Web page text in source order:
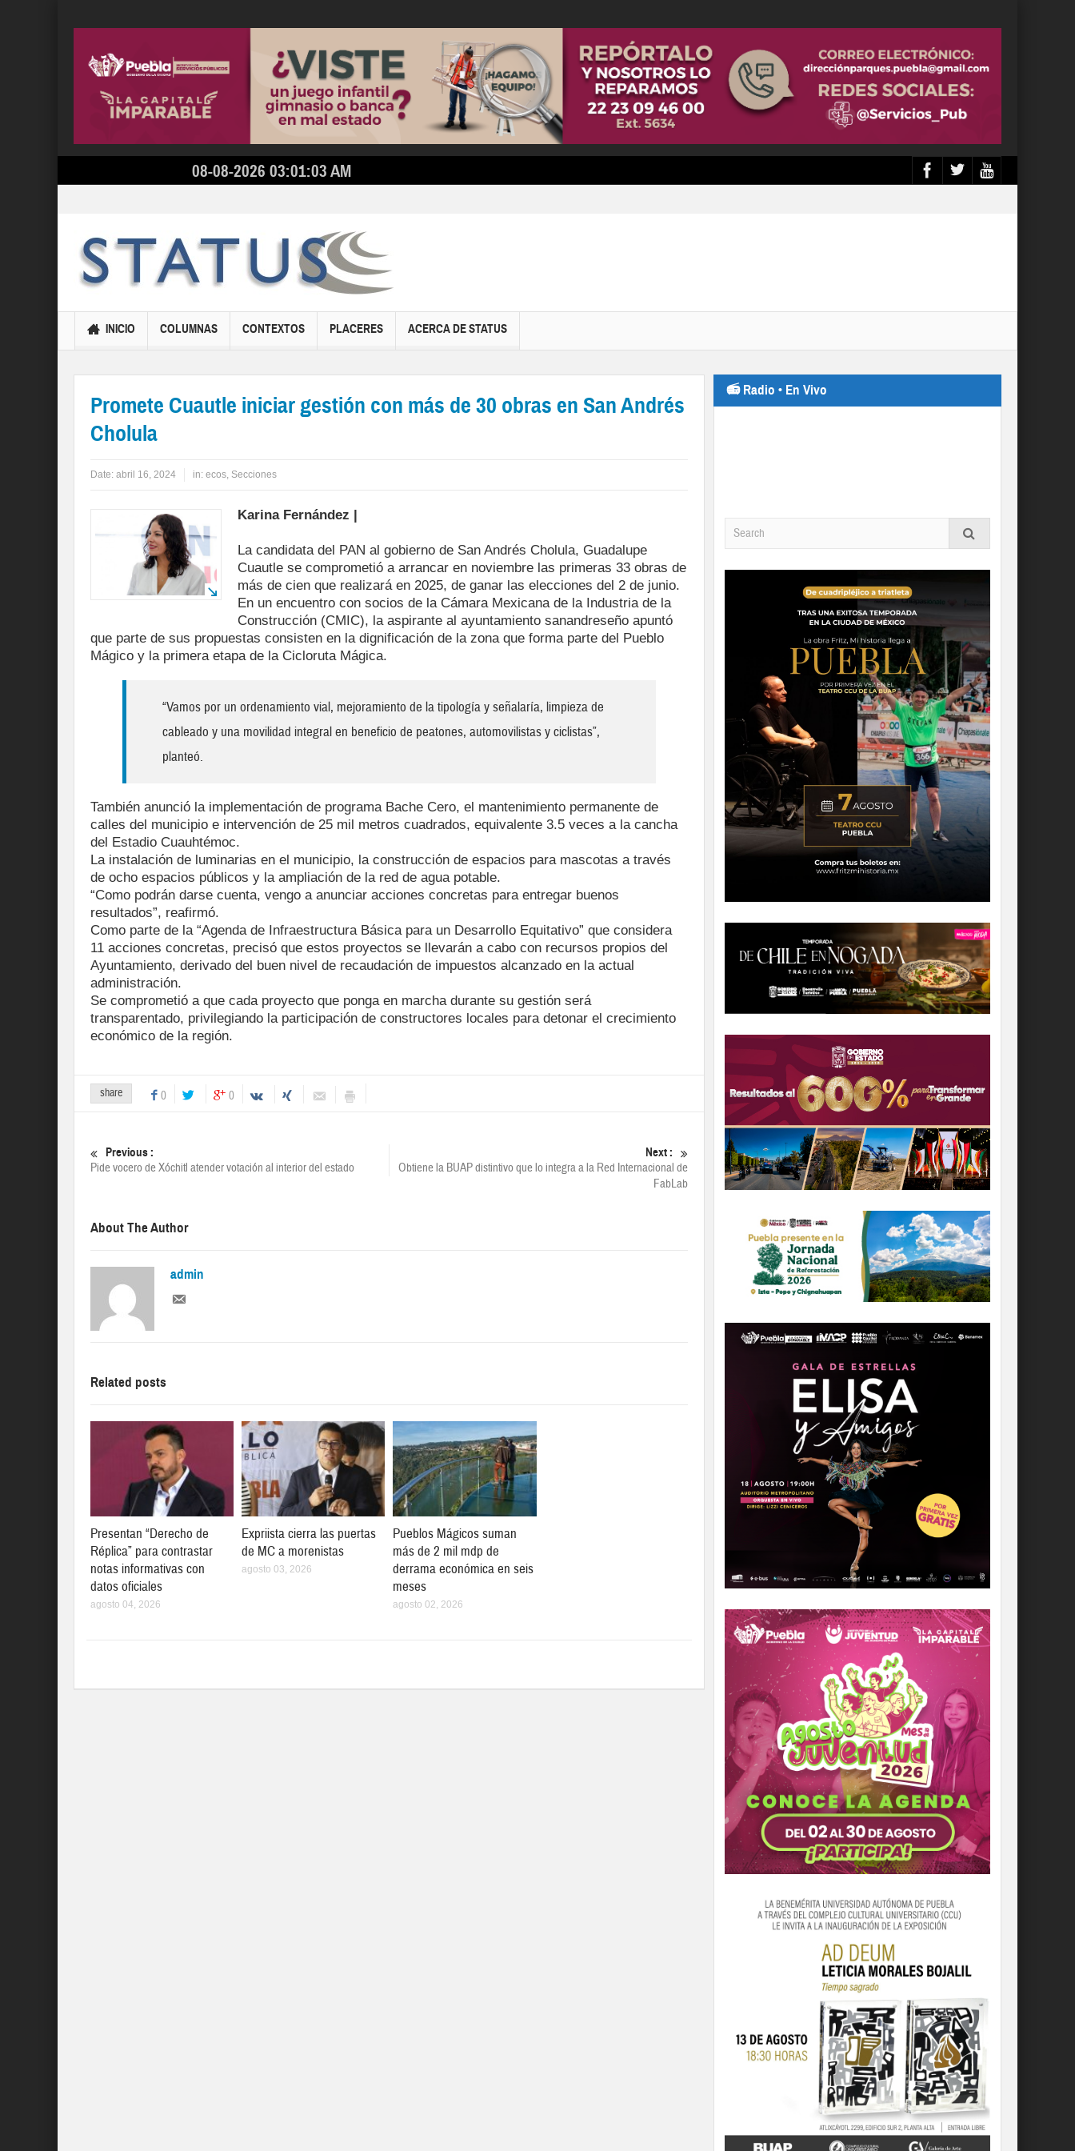
08-08-2026 03:01:03 AM
INICIO COLUMNAS CONTEXTOS PLACERES ACERCA DE STATUS
Promete Cuautle iniciar gestión con más de 30 obras en San Andrés
Cholula
Date: abril 16, 2024 in: ecos, Secciones
Karina Fernández |
La candidata del PAN al gobierno de San Andrés Cholula, Guadalupe
Cuautle se comprometió a arrancar en noviembre las primeras 33 obras de
más de cien que realizará en 2025, de ganar las elecciones del 2 de junio.
En un encuentro con socios de la Cámara Mexicana de la Industria de la
Construcción (CMIC), la aspirante al ayuntamiento sanandreseño apuntó
que parte de sus propuestas consisten en la dignificación de la zona que forma parte del Pueblo
Mágico y la primera etapa de la Cicloruta Mágica.
“Vamos por un ordenamiento vial, mejoramiento de la tipología y señalaría, limpieza de
cableado y una movilidad integral en beneficio de peatones, automovilistas y ciclistas”,
planteó.
También anunció la implementación de programa Bache Cero, el mantenimiento permanente de
calles del municipio e intervención de 25 mil metros cuadrados, equivalente 3.5 veces a la cancha
del Estadio Cuauhtémoc.
La instalación de luminarias en el municipio, la construcción de espacios para mascotas a través
de ocho espacios públicos y la ampliación de la red de agua potable.
“Como podrán darse cuenta, vengo a anunciar acciones concretas para entregar buenos
resultados”, reafirmó.
Como parte de la “Agenda de Infraestructura Básica para un Desarrollo Equitativo” que considera
11 acciones concretas, precisó que estos proyectos se llevarán a cabo con recursos propios del
Ayuntamiento, derivado del buen nivel de recaudación de impuestos alcanzado en la actual
administración.
Se comprometió a que cada proyecto que ponga en marcha durante su gestión será
transparentado, privilegiando la participación de constructores locales para detonar el crecimiento
económico de la región.
share 0 0
Previous :
Pide vocero de Xóchitl atender votación al interior del estado
Next :
Obtiene la BUAP distintivo que lo integra a la Red Internacional de
FabLab
About The Author
admin
Related posts
Presentan “Derecho de
Réplica” para contrastar
notas informativas con
datos oficiales
agosto 04, 2026
Expriista cierra las puertas
de MC a morenistas
agosto 03, 2026
Pueblos Mágicos suman
más de 2 mil mdp de
derrama económica en seis
meses
agosto 02, 2026
📻 Radio • En Vivo